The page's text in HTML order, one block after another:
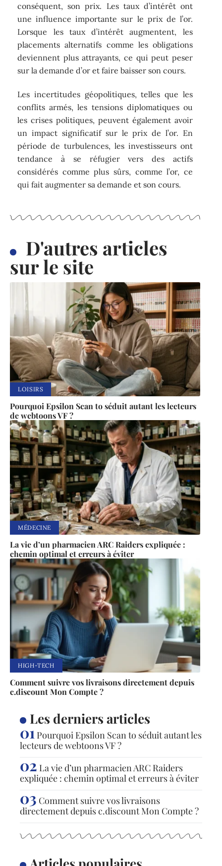
conséquent, son prix. Les taux d’intérêt ont
une influence importante sur le prix de l’or.
Lorsque les taux d’intérêt augmentent, les
placements alternatifs comme les obligations
deviennent plus attrayants, ce qui peut peser
sur la demande d’or et faire baisser son cours.
Les incertitudes géopolitiques, telles que les
conflits armés, les tensions diplomatiques ou
les crises politiques, peuvent également avoir
un impact significatif sur le prix de l’or. En
période de turbulences, les investisseurs ont
tendance à se réfugier vers des actifs
considérés comme plus sûrs, comme l’or, ce
qui fait augmenter sa demande et son cours.
D'autres articles
sur le site
LOISIRS
Pourquoi Epsilon Scan to séduit autant les lecteurs
de webtoons VF ?
MÉDECINE
La vie d’un pharmacien ARC Raiders expliquée :
chemin optimal et erreurs à éviter
HIGH-TECH
Comment suivre vos livraisons directement depuis
c.discount Mon Compte ?
Les derniers articles
Pourquoi Epsilon Scan to séduit autant les
lecteurs de webtoons VF ?
La vie d’un pharmacien ARC Raiders
expliquée : chemin optimal et erreurs à éviter
Comment suivre vos livraisons
directement depuis c.discount Mon Compte ?